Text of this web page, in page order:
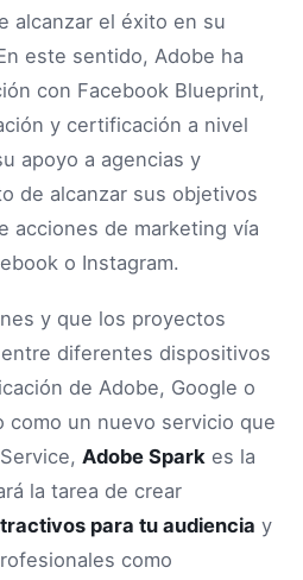
alcanzar el éxito en su
este sentido, Adobe ha
con Facebook Blueprint,
y certificación a nivel
apoyo a agencias y
de alcanzar sus objetivos
acciones de marketing vía
o Instagram.
y que los proyectos
diferentes dispositivos
de Adobe, Google o
como un nuevo servicio que
Adobe Spark es la
la tarea de crear
para tu audiencia y
como